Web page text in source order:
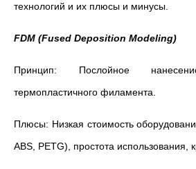
технологий и их плюсы и минусы.
FDM (Fused Deposition Modeling)
Принцип: Послойное
термопластичного филамента.
Плюсы: Низкая стоимость
ABS, PETG), простота использования,